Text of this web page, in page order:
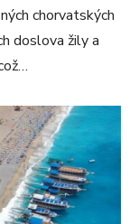
chorvatských
doslova žily a